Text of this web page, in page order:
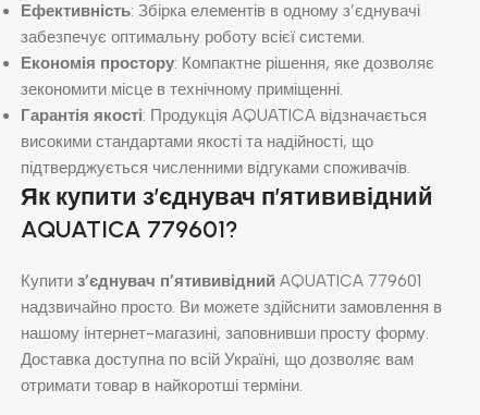
Ефективність: Збірка елементів в одному з’єднувачі
забезпечує оптимальну роботу всієї системи.
Економія простору: Компактне рішення, яке дозволяє
зекономити місце в технічному приміщенні.
Гарантія якості: Продукція AQUATICA відзначається
високими стандартами якості та надійності, що
підтверджується численними відгуками споживачів.
Як купити з’єднувач п’ятививідний
AQUATICA 779601?
Купити з’єднувач п’ятививіднийAQUATICA 779601
надзвичайно просто. Ви можете здійснити замовлення в
нашому інтернет-магазині, заповнивши просту форму.
Доставка доступна по всій Україні, що дозволяє вам
отримати товар в найкоротші терміни.